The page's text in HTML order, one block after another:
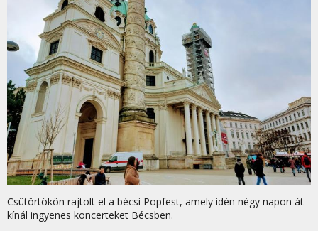
Csütörtökön rajtolt el a bécsi Popfest, amely idén négy napon át
kínál ingyenes koncerteket Bécsben.